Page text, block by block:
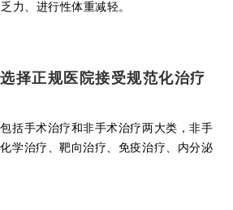
力、进行性体重减轻。
择正规医院接受规范化治疗
括手术治疗和非手术治疗两大类，非手
学治疗、靶向治疗、免疫治疗、内分泌